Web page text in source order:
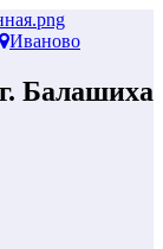
Иваново
г. Балашиха